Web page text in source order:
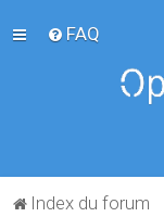
FAQ
Index du forum